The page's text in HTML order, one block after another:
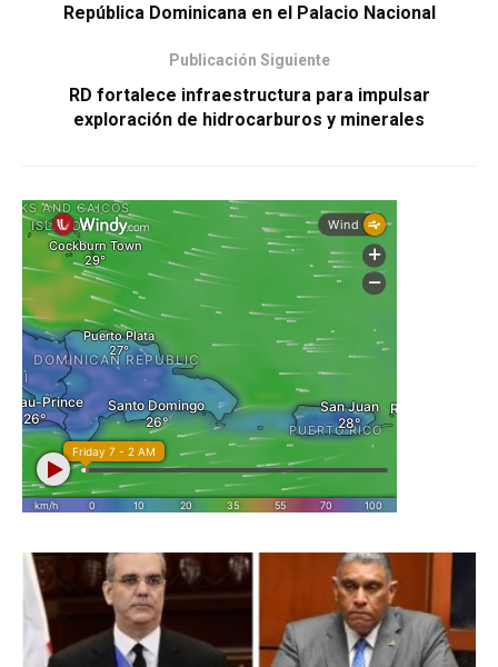
República Dominicana en el Palacio Nacional
Publicación Siguiente
RD fortalece infraestructura para impulsar
exploración de hidrocarburos y minerales